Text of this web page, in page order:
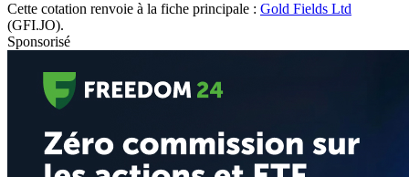
Cette cotation renvoie à la fiche principale : Gold Fields Ltd
(GFI.JO).
Sponsorisé